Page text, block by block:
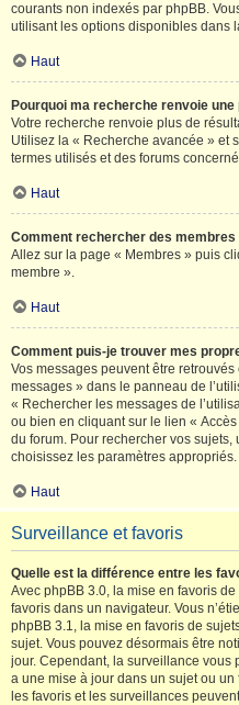
courants non indexés par phpBB.
utilisant les options disponibles dans
Haut
Pourquoi ma recherche renvoie une
Votre recherche renvoie plus de
Utilisez la « Recherche avancée » et
termes utilisés et des forums
Haut
Comment rechercher des membres
Allez sur la page « Membres » puis
membre ».
Haut
Comment puis-je trouver mes
Vos messages peuvent être
messages » dans le panneau de
« Rechercher les messages de
ou bien en cliquant sur le lien «
du forum. Pour rechercher vos
choisissez les paramètres appropriés.
Haut
Surveillance et favoris
Quelle est la différence entre les
Avec phpBB 3.0, la mise en favoris
favoris dans un navigateur. Vous
phpBB 3.1, la mise en favoris de
sujet. Vous pouvez désormais être
jour. Cependant, la surveillance vous
a une mise à jour dans un sujet ou
les favoris et les surveillances